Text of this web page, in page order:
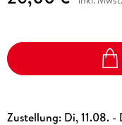
Zustellung: Di, 11.08. -